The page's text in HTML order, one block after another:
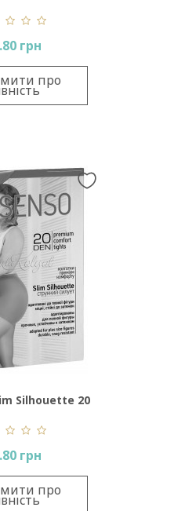
грн
про
Silhouette 20
Size
грн
про